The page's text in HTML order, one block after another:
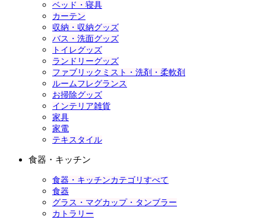
ベッド・寝具
カーテン
収納・収納グッズ
バス・洗面グッズ
トイレグッズ
ランドリーグッズ
ファブリックミスト・洗剤・柔軟剤
ルームフレグランス
お掃除グッズ
インテリア雑貨
家具
家電
テキスタイル
食器・キッチン
食器・キッチンカテゴリすべて
食器
グラス・マグカップ・タンブラー
カトラリー